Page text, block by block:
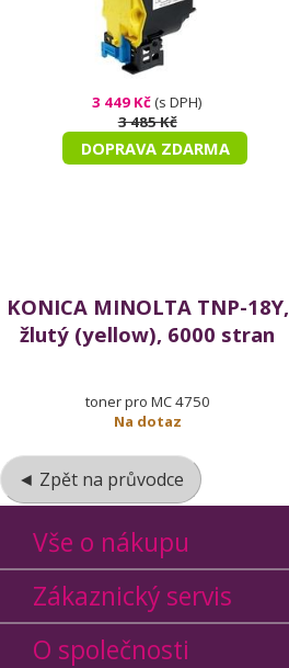
3 449 Kč(s DPH)
3 485 Kč
DOPRAVA ZDARMA
KONICA MINOLTA TNP-18Y,
žlutý (yellow), 6000 stran
toner pro MC 4750
Na dotaz
◄ Zpět na průvodce
Vše o nákupu
Zákaznický servis
O společnosti